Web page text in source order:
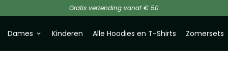
Gratis verzending vanaf € 50
Dames keyboard_arrow_down Kinderen Alle Hoodies en T-Shirts Zomersets